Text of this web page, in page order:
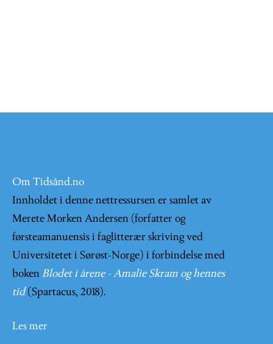
Om Tidsånd.no
Innholdet i denne nettressursen er samlet av
Merete Morken Andersen (forfatter og
førsteamanuensis i faglitterær skriving ved
Universitetet i Sørøst-Norge) i forbindelse med
boken Blodet i årene - Amalie Skram og hennes
tid (Spartacus, 2018).
Les mer